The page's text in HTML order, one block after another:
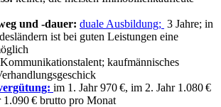
und -dauer: duale Ausbildung; 3 Jahre; in
ist bei guten Leistungen eine
Kommunikationstalent; kaufmännisches
im 1. Jahr 970 €, im 2. Jahr 1.080 €
1.090 € brutto pro Monat